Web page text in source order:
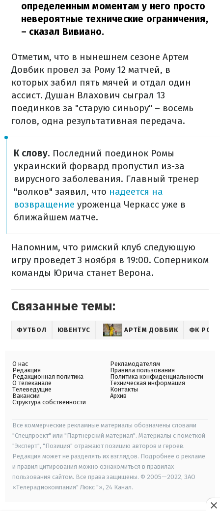
определенным моментам у него просто
невероятные технические ограничения,
– сказал Вивиано.
Отметим, что в нынешнем сезоне Артем
Довбик провел за Рому 12 матчей, в
которых забил пять мячей и отдал один
ассист. Душан Влахович сыграл 13
поединков за "старую синьору" – восемь
голов, одна результативная передача.
К слову. Последний поединок Ромы
украинский форвард пропустил из-за
вирусного заболевания. Главный тренер
"волков" заявил, что надеется на
возвращение уроженца Черкасс уже в
ближайшем матче.
Напомним, что римский клуб следующую
игру проведет 3 ноября в 19:00. Соперником
команды Юрича станет Верона.
Связанные темы:
ФУТБОЛ ЮВЕНТУС АРТЁМ ДОВБИК ФК
О нас
Редакция
Редакционная политика
О телеканале
Телеведущие
Вакансии
Структура собственности
Рекламодателям
Правила пользования
Политика конфиденциальности
Техническая информация
Контакты
Архив
Все коммерческие рекламные материалы обозначены словами
"Спецпроект" или "Партнерский материал". Материалы с пометкой
"Эксперт", "Позиция" отражают позицию авторов и героев.
Редакция может не разделять их взглядов. Подробнее о рекламе
и правил цитирования можно ознакомиться в правилах
пользования сайтом. Все права защищены. © 2005—2022, ЗАО
«Телерадиокомпания" Люкс "», 24 Канал.